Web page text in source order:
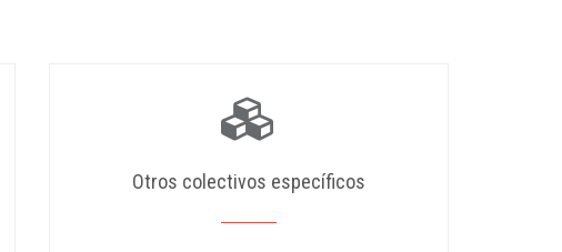
Otros colectivos específicos